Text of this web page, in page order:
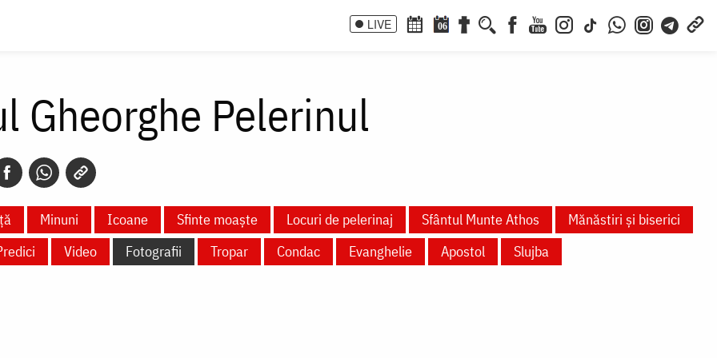
LIVE 06
Gheorghe Pelerinul
Minuni Icoane Sfinte moaște Locuri de pelerinaj Sfântul Munte Athos
Mănăstiri și biserici
Video Fotografii Tropar Condac Evanghelie Apostol Slujba